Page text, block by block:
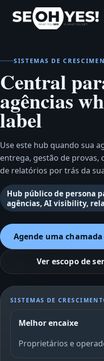
SEOH
SISTEMAS DE
Central
agências
label
Use este hub quando sua
entrega, gestão de provas,
de relatórios por trás da
Hub público de persona
agências, AI visibility,
Agende uma
Ver escopo de
SISTEMAS DE
Melhor encaixe
Proprietários e